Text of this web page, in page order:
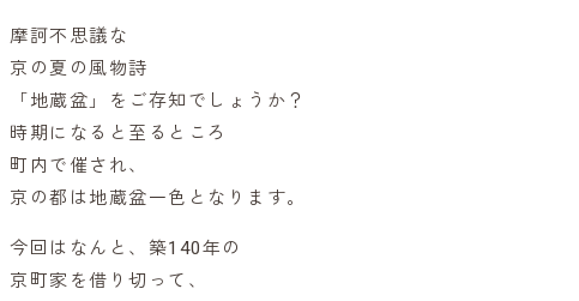
摩訶不思議な
京の夏の風物詩
「地蔵盆」をご存知でしょうか？
時期になると至るところ
町内で催され、
京の都は地蔵盆一色となります。
今回はなんと、築140年の
京町家を借り切って、